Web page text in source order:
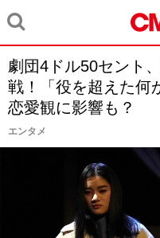
劇団4ドル50セント
戦！「役を超えた何
恋愛観に影響も？
エンタメ